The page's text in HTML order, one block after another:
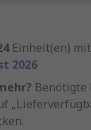
Einheit(en)
2026
Benötigte